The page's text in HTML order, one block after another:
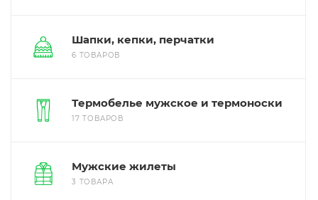
Шапки, кепки, перчатки
6 ТОВАРОВ
Термобелье мужское и термоноски
17 ТОВАРОВ
Мужские жилеты
3 ТОВАРА